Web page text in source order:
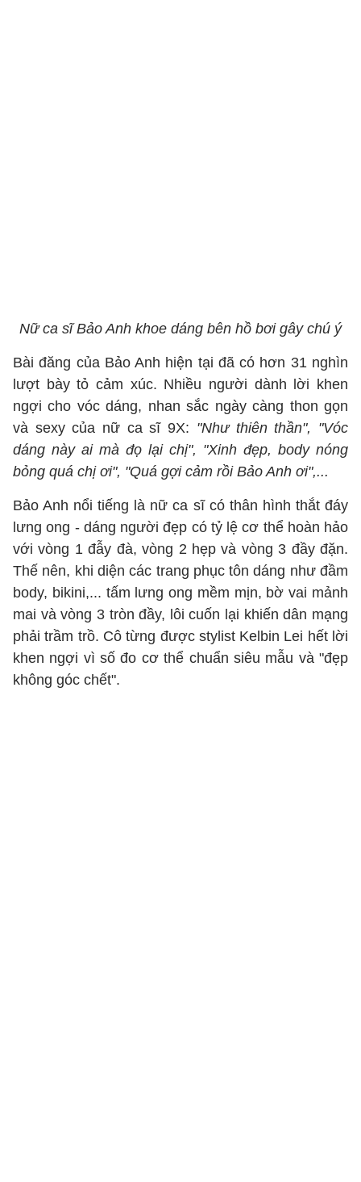
Nữ ca sĩ Bảo Anh khoe dáng bên hồ bơi gây chú ý
Bài đăng của Bảo Anh hiện tại đã có hơn 31 nghìn
lượt bày tỏ cảm xúc. Nhiều người dành lời khen
ngợi cho vóc dáng, nhan sắc ngày càng thon gọn
và sexy của nữ ca sĩ 9X: "Như thiên thần", "Vóc
dáng này ai mà đọ lại chị", "Xinh đẹp, body nóng
bỏng quá chị ơi", "Quá gợi cảm rồi Bảo Anh ơi",...
Bảo Anh nổi tiếng là nữ ca sĩ có thân hình thắt đáy
lưng ong - dáng người đẹp có tỷ lệ cơ thể hoàn hảo
với vòng 1 đẫy đà, vòng 2 hẹp và vòng 3 đầy đặn.
Thế nên, khi diện các trang phục tôn dáng như đầm
body, bikini,... tấm lưng ong mềm mịn, bờ vai mảnh
mai và vòng 3 tròn đầy, lôi cuốn lại khiến dân mạng
phải trầm trồ. Cô từng được stylist Kelbin Lei hết lời
khen ngợi vì số đo cơ thể chuẩn siêu mẫu và "đẹp
không góc chết".